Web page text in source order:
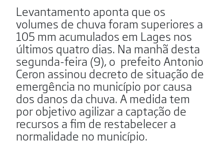
Levantamento aponta que os
volumes de chuva foram superiores a
105 mm acumulados em Lages nos
últimos quatro dias. Na manhã desta
segunda-feira (9), o prefeito Antonio
Ceron assinou decreto de situação de
emergência no município por causa
dos danos da chuva. A medida tem
por objetivo agilizar a captação de
recursos a fim de restabelecer a
normalidade no município.